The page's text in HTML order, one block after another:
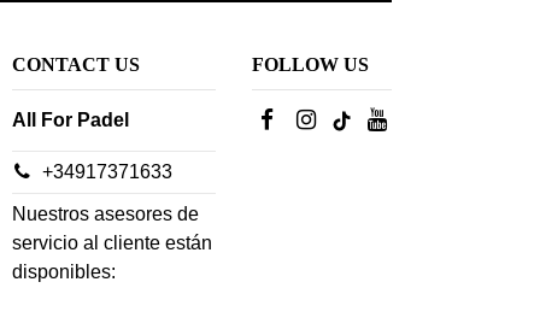
CONTACT US
All For Padel
+34917371633
Nuestros asesores de
servicio al cliente están
disponibles:
FOLLOW US